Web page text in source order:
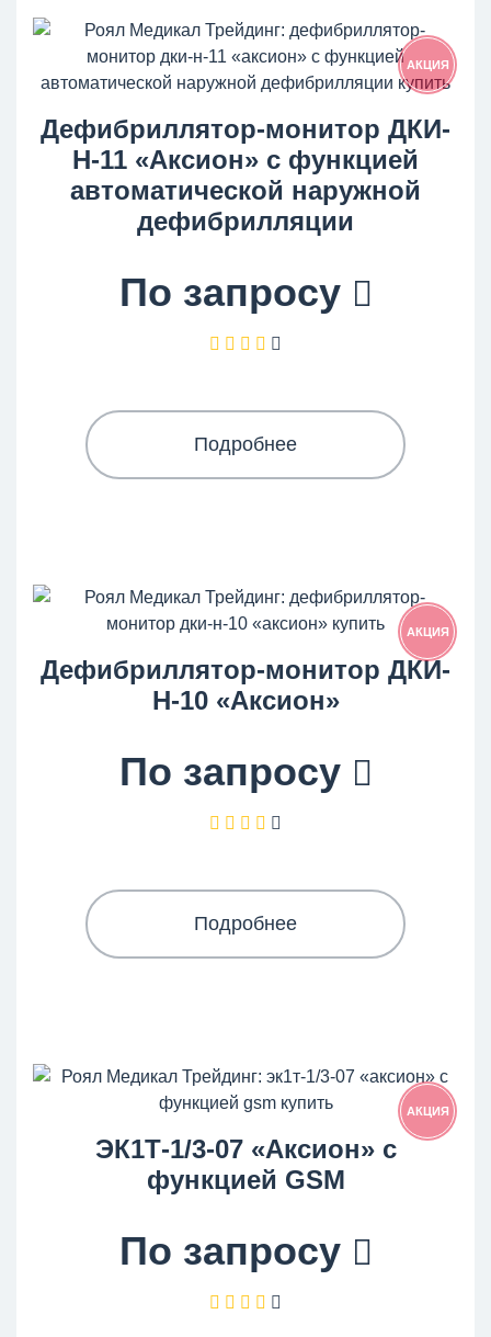
АКЦИЯ
Дефибриллятор-монитор ДКИ-
Н-11 «Аксион» с функцией
автоматической наружной
дефибрилляции
По запросу
Подробнее
АКЦИЯ
Дефибриллятор-монитор ДКИ-
Н-10 «Аксион»
По запросу
Подробнее
АКЦИЯ
ЭК1Т-1/3-07 «Аксион» с
функцией GSM
По запросу